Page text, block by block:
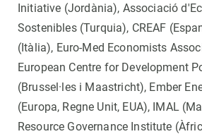
Initiative (Jordània), Associació
Sostenibles (Turquia), CREAF
(Itàlia), Euro-Med Economists
European Centre for Development
(Brussel·les i Maastricht), Ember
(Europa, Regne Unit, EUA), IMAL
Resource Governance Institute